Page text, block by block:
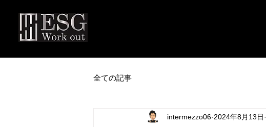
全ての記事
intermezzo06 2024年8月13日